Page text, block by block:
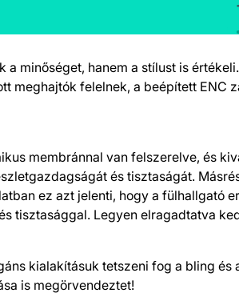
minőséget, hanem a stílust is
meghajtók felelnek, a beépített
membránnal van felszerelve, és
és tisztaságát.
ez azt jelenti, hogy a fülhallgató
tisztasággal. Legyen elragadtatva
kialakításuk tetszeni fog a bling
is megörvendeztet!